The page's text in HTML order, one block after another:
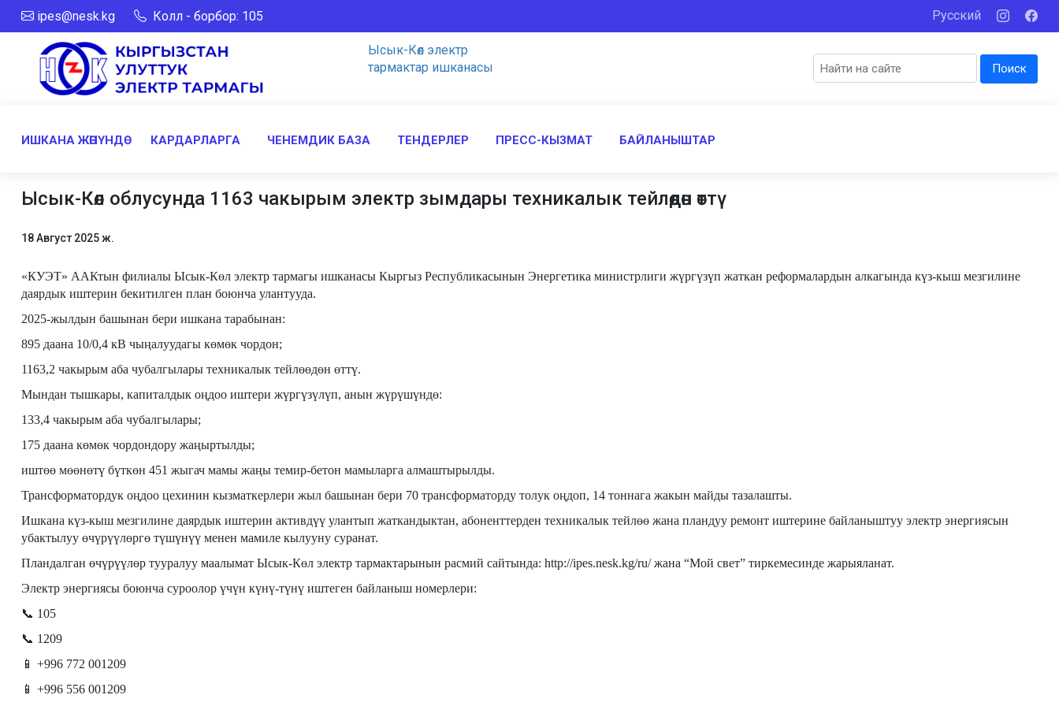
ipes@nesk.kg Колл - борбор: 105 Русский
Ысык-Көл электр
тармактар ишканасы
Поиск
ИШКАНА ЖӨНҮНДӨ КАРДАРЛАРГА ЧЕНЕМДИК БАЗА ТЕНДЕРЛЕР ПРЕСС-КЫЗМАТ БАЙЛАНЫШТАР
Ысык-Көл облусунда 1163 чакырым электр зымдары техникалык тейлөөдөн өттү
18 Август 2025 ж.
«КУЭТ» ААКтын филиалы Ысык-Көл электр тармагы ишканасы Кыргыз Республикасынын Энергетика министрлиги жүргүзүп жаткан реформалардын алкагында күз-кыш мезгилине
даярдык иштерин бекитилген план боюнча улантууда.
2025-жылдын башынан бери ишкана тарабынан:
895 даана 10/0,4 кВ чыңалуудагы көмөк чордон;
1163,2 чакырым аба чубалгылары техникалык тейлөөдөн өттү.
Мындан тышкары, капиталдык оңдоо иштери жүргүзүлүп, анын жүрүшүндө:
133,4 чакырым аба чубалгылары;
175 даана көмөк чордондору жаңыртылды;
иштөө мөөнөтү бүткөн 451 жыгач мамы жаңы темир-бетон мамыларга алмаштырылды.
Трансформатордук оңдоо цехинин кызматкерлери жыл башынан бери 70 трансформаторду толук оңдоп, 14 тоннага жакын майды тазалашты.
Ишкана күз-кыш мезгилине даярдык иштерин активдүү улантып жаткандыктан, абоненттерден техникалык тейлөө жана пландуу ремонт иштерине байланыштуу электр энергиясын
убактылуу өчүрүүлөргө түшүнүү менен мамиле кылууну суранат.
Пландалган өчүрүүлөр тууралуу маалымат Ысык-Көл электр тармактарынын расмий сайтында: http://ipes.nesk.kg/ru/ жана “Мой свет” тиркемесинде жарыяланат.
Электр энергиясы боюнча суроолор үчүн күнү-түнү иштеген байланыш номерлери:
📞 105
📞 1209
📱 +996 772 001209
📱 +996 556 001209